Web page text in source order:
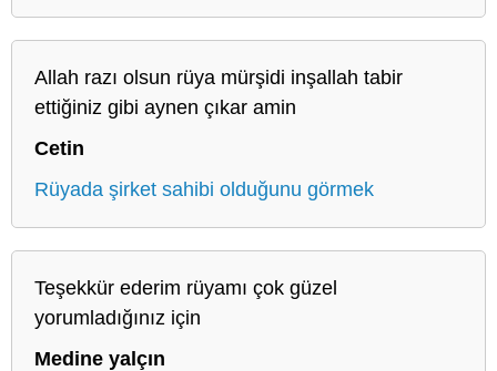
Allah razı olsun rüya mürşidi inşallah tabir
ettiğiniz gibi aynen çıkar amin
Cetin
Rüyada şirket sahibi olduğunu görmek
Teşekkür ederim rüyamı çok güzel
yorumladığınız için
Medine yalçın